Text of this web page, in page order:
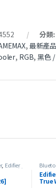
分類:
, 最新產品
, RGB,黑色
, Edifier
最新
產品
True